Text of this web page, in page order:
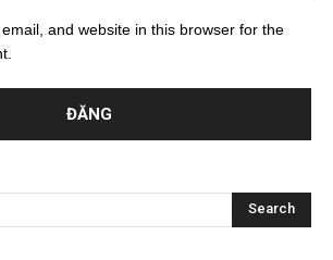
and website in this browser for the